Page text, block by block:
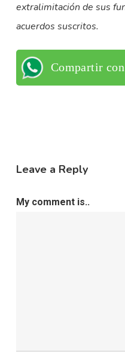
extralimitación de sus
acuerdos suscritos.
Compartir
Leave a Reply
My comment is..